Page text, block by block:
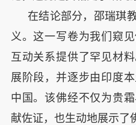
在结论部分，邵瑞琪
义。这一写卷为我们窥
互动关系提供了罕见材
展阶段，并逐步由印度
中国。该佛经不仅为贵
献佐证，也生动地展示了